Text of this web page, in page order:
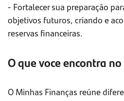
- Fortalecer sua preparação
objetivos futuros, criando e
reservas financeiras.
O que voce encontra
O Minhas Finanças reúne